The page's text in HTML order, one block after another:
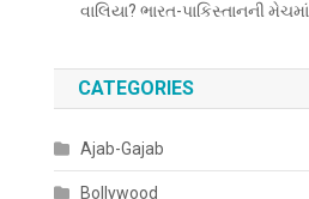
વાલિયા? ભારત-પાકિસ્તાનની
CATEGORIES
Ajab-Gajab
Bollywood